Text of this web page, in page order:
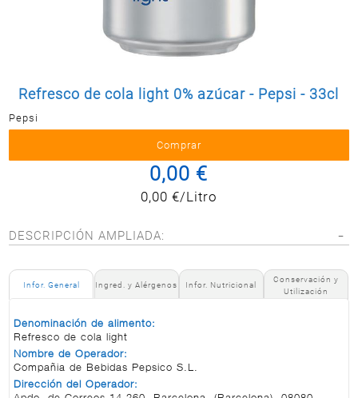
LIMPIEZA
Refresco de cola light 0% azúcar - Pepsi - 33cl
Pepsi
0,00 €
0,00 €/Litro
DESCRIPCIÓN AMPLIADA:
Infor. General Ingred. y Alérgenos Infor. Nutricional
Conservación y
Utilización
Denominación de alimento:
Refresco de cola light
Nombre de Operador:
Compañia de Bebidas Pepsico S.L.
Dirección del Operador: